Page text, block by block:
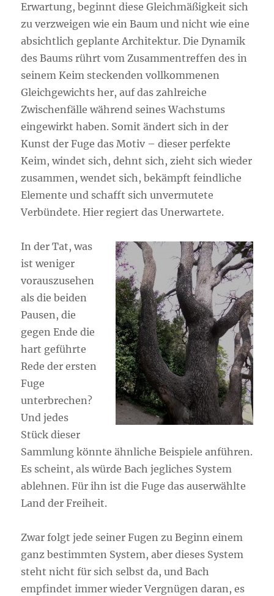
Erwartung, beginnt diese Gleichmäßigkeit sich
zu verzweigen wie ein Baum und nicht wie eine
absichtlich geplante Architektur. Die Dynamik
des Baums rührt vom Zusammentreffen des in
seinem Keim steckenden vollkommenen
Gleichgewichts her, auf das zahlreiche
Zwischenfälle während seines Wachstums
eingewirkt haben. Somit ändert sich in der
Kunst der Fuge das Motiv – dieser perfekte
Keim, windet sich, dehnt sich, zieht sich wieder
zusammen, wendet sich, bekämpft feindliche
Elemente und schafft sich unvermutete
Verbündete. Hier regiert das Unerwartete.
In der Tat, was
ist weniger
vorauszusehen
als die beiden
Pausen, die
gegen Ende die
hart geführte
Rede der ersten
Fuge
unterbrechen?
Und jedes
Stück dieser
Sammlung könnte ähnliche Beispiele anführen.
Es scheint, als würde Bach jegliches System
ablehnen. Für ihn ist die Fuge das auserwählte
Land der Freiheit.
Zwar folgt jede seiner Fugen zu Beginn einem
ganz bestimmten System, aber dieses System
steht nicht für sich selbst da, und Bach
empfindet immer wieder Vergnügen daran, es